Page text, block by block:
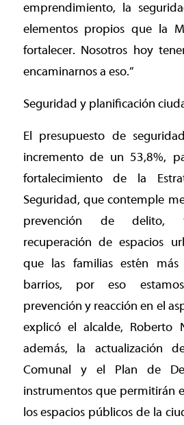
emprendimiento, la
elementos propios que la
fortalecer. Nosotros hoy
encaminarnos a eso.”
Seguridad y planificación
El presupuesto de
incremento de un 53,8%,
fortalecimiento de la
Seguridad, que contemple
prevención de delito,
recuperación de espacios
que las familias estén
barrios, por eso
prevención y reacción en el
explicó el alcalde, Roberto
además, la actualización
Comunal y el Plan de
instrumentos que permitirán
los espacios públicos de la